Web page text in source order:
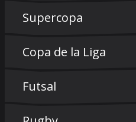
Supercopa
Copa de la Liga
Futsal